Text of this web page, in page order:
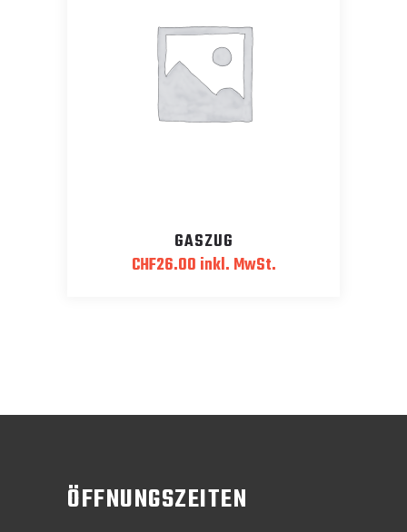
GASZUG
CHF26.00 inkl. MwSt.
ÖFFNUNGSZEITEN